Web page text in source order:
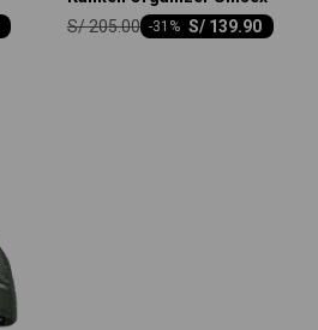
S/ 139.90
-31
S/205.00